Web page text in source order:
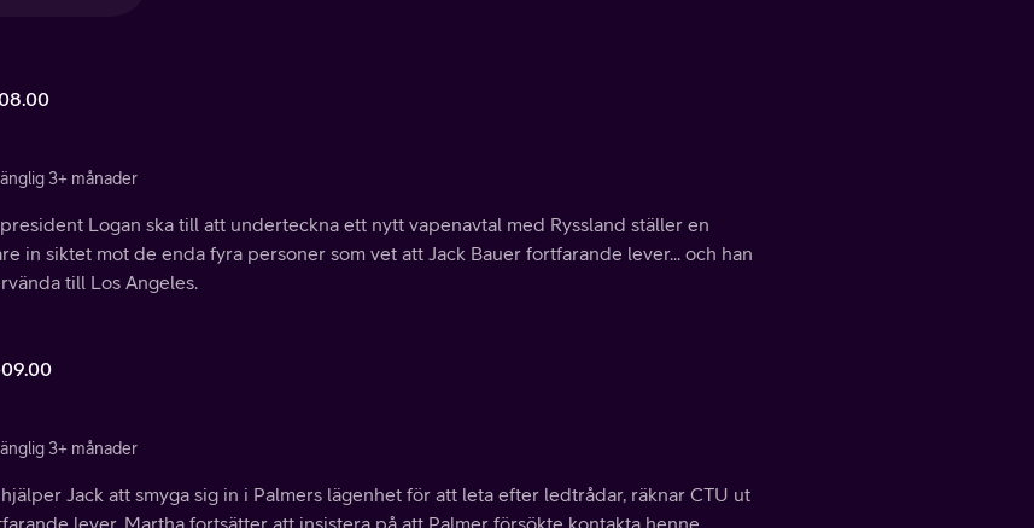
3+ månader
Logan ska till att underteckna ett nytt vapenavtal med Ryssland ställer en
in siktet mot de enda fyra personer som vet att Jack Bauer fortfarande lever... och han
till Los Angeles.
3+ månader
Jack att smyga sig in i Palmers lägenhet för att leta efter ledtrådar, räknar CTU ut
lever. Martha fortsätter att insistera på att Palmer försökte kontakta henne